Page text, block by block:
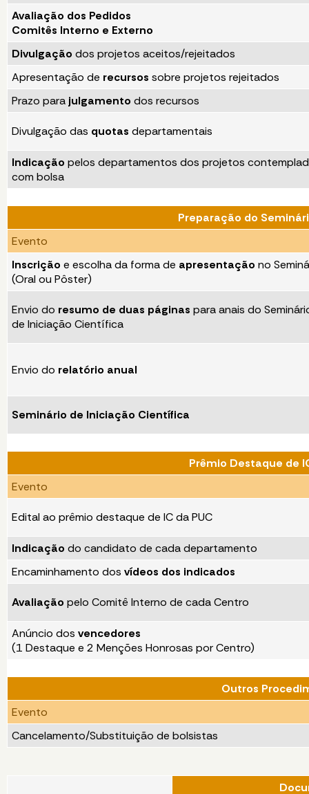
Avaliação dos Pedidos
Comitês Interno e Externo
Divulgação dos projetos aceitos/rejeitados
Apresentação de recursos sobre projetos rejeitados
Prazo para julgamento dos recursos
Divulgação das quotas departamentais
Indicação pelos departamentos dos projetos
com bolsa
Preparação do
Evento
Inscrição e escolha da forma de apresentação no
(Oral ou Pôster)
Envio do resumo de duas páginas para anais do
de Iniciação Científica
Envio do relatório anual
Seminário de Iniciação Científica
Prêmio Destaque de
Evento
Edital ao prêmio destaque de IC da PUC
Indicação do candidato de cada departamento
Encaminhamento dos vídeos dos indicados
Avaliação pelo Comitê Interno de cada Centro
Anúncio dos vencedores
(1 Destaque e 2 Menções Honrosas por Centro)
Outros
Evento
Cancelamento/Substituição de bolsistas